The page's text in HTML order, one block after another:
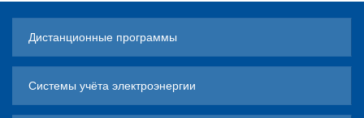
Дистанционные программы
Системы учёта электроэнергии